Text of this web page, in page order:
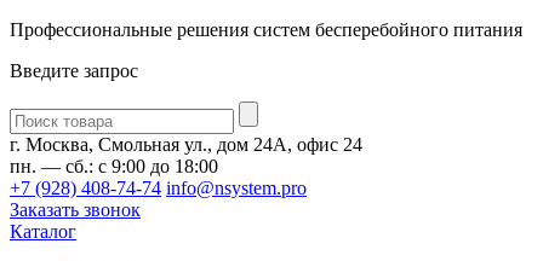
Профессиональные решения систем бесперебойного питания
Введите запрос
Введите
запрос
г. Москва, Смольная ул., дом 24А, офис 24
пн. — сб.: с 9:00 до 18:00
+7 (928) 408-74-74 info@nsystem.pro
Заказать звонок
Каталог